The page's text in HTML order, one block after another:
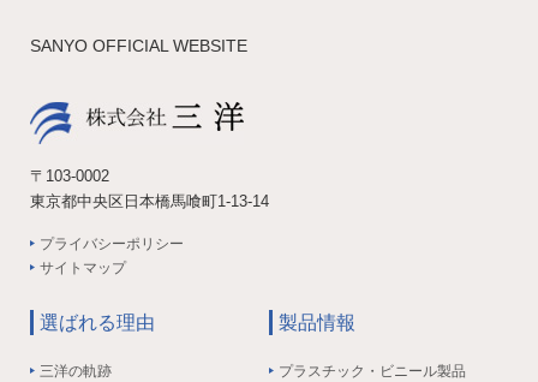
SANYO OFFICIAL WEBSITE
〒103-0002
東京都中央区日本橋馬喰町1-13-14
プライバシーポリシー
サイトマップ
選ばれる理由
三洋の軌跡
製品情報
プラスチック・ビニール製品